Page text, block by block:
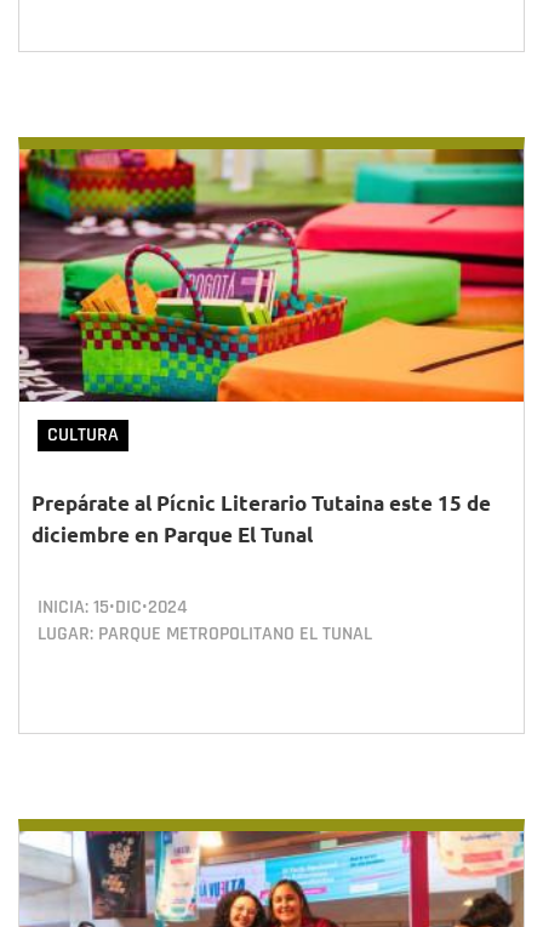
CULTURA
Prepárate al Pícnic Literario Tutaina este 15 de
diciembre en Parque El Tunal
INICIA:15•DIC•2024
LUGAR: PARQUE METROPOLITANO EL TUNAL